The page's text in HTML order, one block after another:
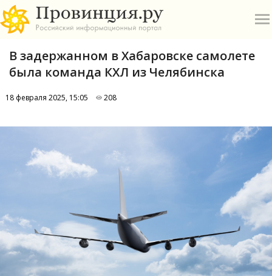
В
О
Р
В задержанном в Хабаровске самолете
была команда КХЛ из Челябинска
18 февраля 2025, 15:05 208